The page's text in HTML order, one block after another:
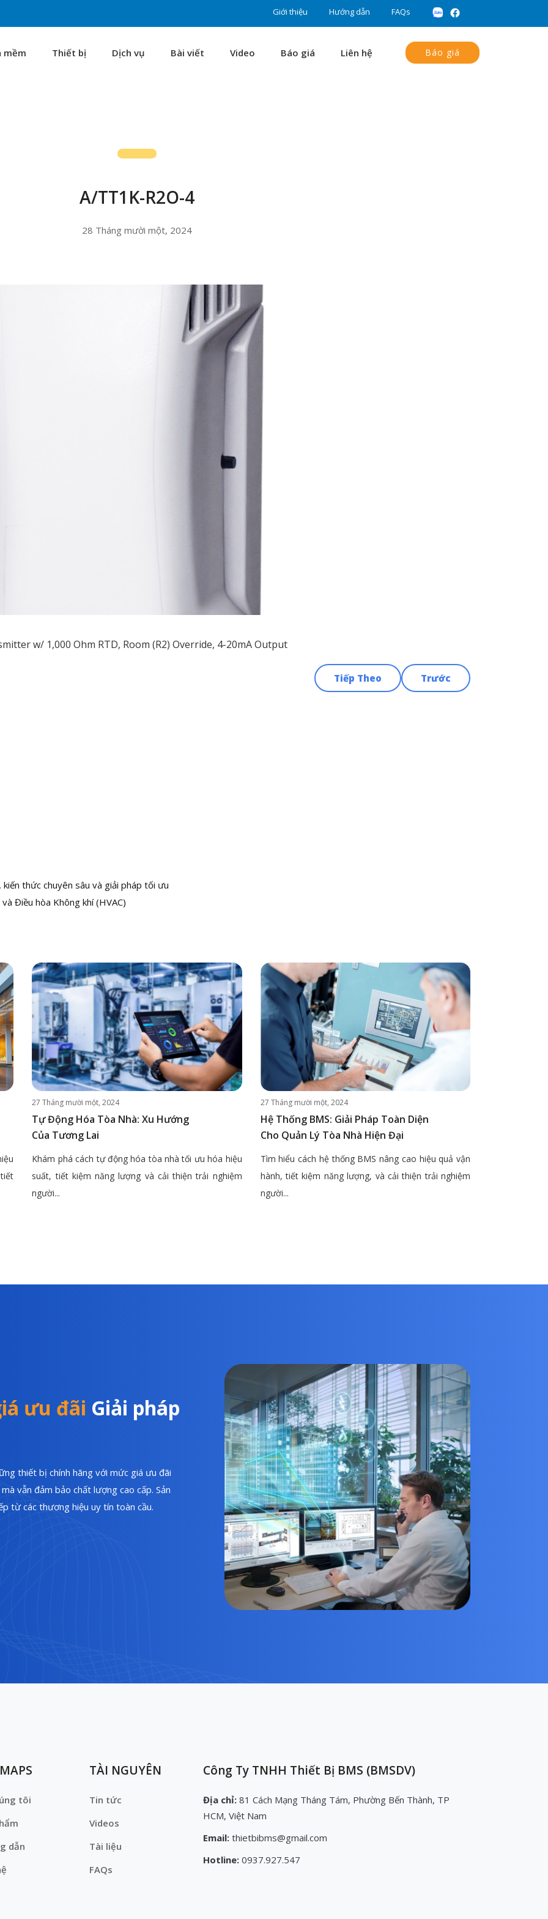
Giới thiệu Hướng dẫn FAQs
mềm Thiết bị Dịch vụ Bài viết Video Báo giá Liên hệ Báo giá
A/TT1K-R2O-4
28 Tháng mười một, 2024
w/ 1,000 Ohm RTD, Room (R2) Override, 4-20mA Output
Trước
Tiếp Theo
thức chuyên sâu và giải pháp tối ưu
Điều hòa Không khí (HVAC)
27 Tháng mười một, 2024
Tự Động Hóa Tòa Nhà: Xu Hướng
Của Tương Lai
Khám phá cách tự động hóa tòa nhà tối ưu hóa hiệu
suất, tiết kiệm năng lượng và cải thiện trải nghiệm
người...
27 Tháng mười một, 2024
Hệ Thống BMS: Giải Pháp Toàn Diện
Cho Quản Lý Tòa Nhà Hiện Đại
Tìm hiểu cách hệ thống BMS nâng cao hiệu quả vận
hành, tiết kiệm năng lượng, và cải thiện trải nghiệm
người...
ưu đãi Giải pháp
thiết bị chính hãng với mức giá ưu đãi
vẫn đảm bảo chất lượng cao cấp. Sản
từ các thương hiệu uy tín toàn cầu.
tôi
dẫn
TÀI NGUYÊN
Tin tức
Videos
Tài liệu
FAQs
Công Ty TNHH Thiết Bị BMS (BMSDV)
Địa chỉ: 81 Cách Mạng Tháng Tám, Phường Bến Thành, TP
HCM, Việt Nam
Email: thietbibms@gmail.com
Hotline: 0937.927.547